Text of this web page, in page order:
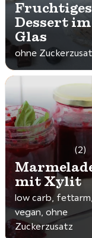
Fruchtiges
Dessert im
Glas
ohne
(2)
mit Xylit
low carb, fettarm,
vegan, ohne
Zuckerzusatz